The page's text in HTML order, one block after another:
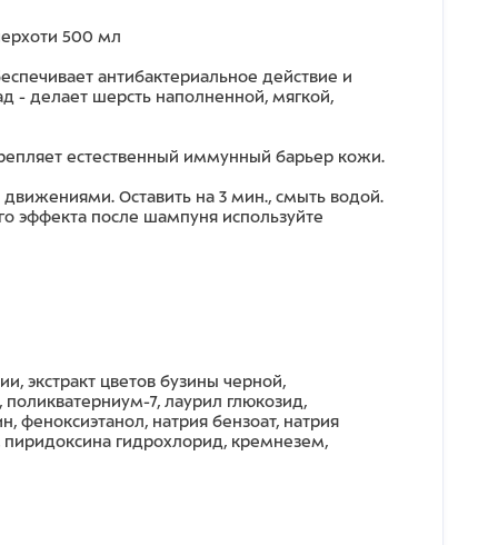
500 мл
антибактериальное действие и
- делает шерсть наполненной, мягкой,
естественный иммунный барьер кожи.
Оставить на 3 мин., смыть водой.
эффекта после шампуня используйте
экстракт цветов бузины черной,
7, лаурил глюкозид,
феноксиэтанол, натрия бензоат, натрия
пиридоксина гидрохлорид, кремнезем,